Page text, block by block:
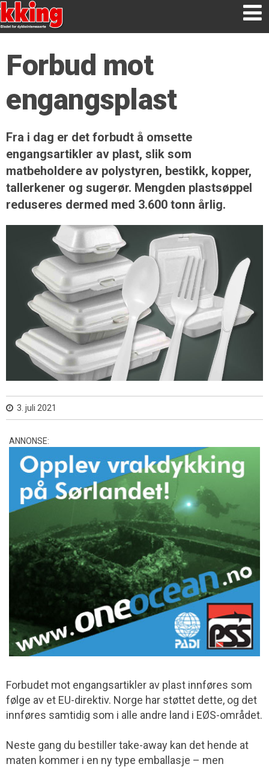
Forbud mot
engangsplast
Fra i dag er det forbudt å omsette
engangsartikler av plast, slik som
matbeholdere av polystyren, bestikk, kopper,
tallerkener og sugerør. Mengden plastsøppel
reduseres dermed med 3.600 tonn årlig.
3. juli 2021
ANNONSE:
Forbudet mot engangsartikler av plast innføres som
følge av et EU-direktiv. Norge har støttet dette, og det
innføres samtidig som i alle andre land i EØS-området.
Neste gang du bestiller take-away kan det hende at
maten kommer i en ny type emballasje – men